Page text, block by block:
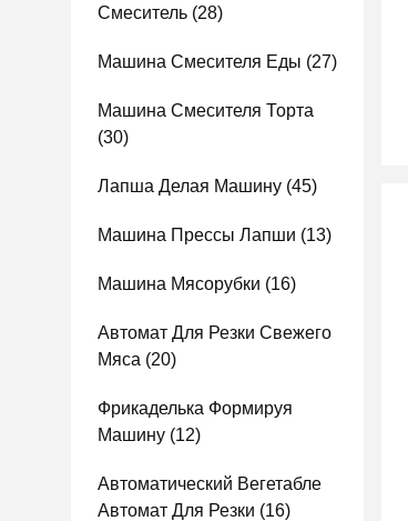
Смеситель (28)
Машина Смесителя Еды (27)
Машина Смесителя Торта
(30)
Лапша Делая Машину (45)
Машина Прессы Лапши (13)
Машина Мясорубки (16)
Автомат Для Резки Свежего
Мяса (20)
Фрикаделька Формируя
Машину (12)
Автоматический Вегетабле
Автомат Для Резки (16)